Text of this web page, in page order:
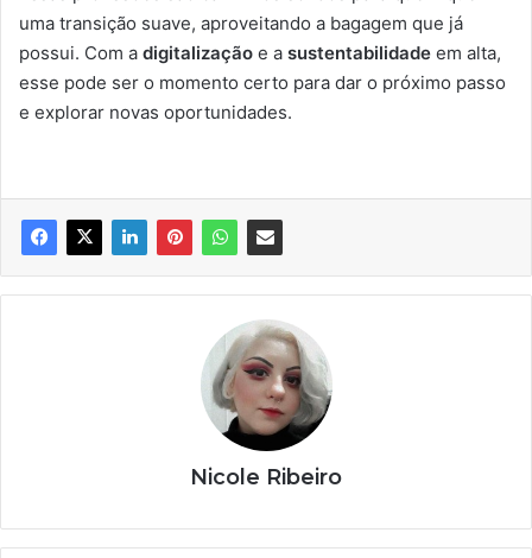
uma transição suave, aproveitando a bagagem que já
possui. Com a digitalização e a sustentabilidade em alta,
esse pode ser o momento certo para dar o próximo passo
e explorar novas oportunidades.
Nicole Ribeiro